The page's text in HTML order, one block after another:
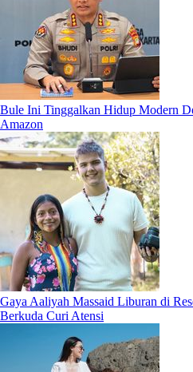
Bule Ini Tinggalkan Hidup Modern
Amazon
Gaya Aaliyah Massaid Liburan di
Berkuda Curi Atensi